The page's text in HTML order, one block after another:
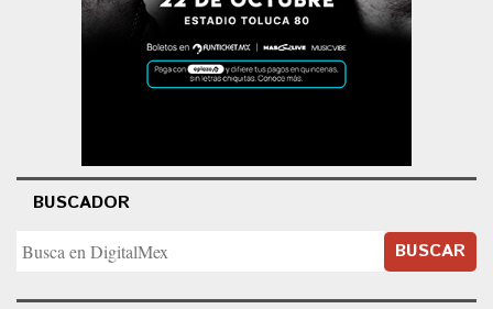
BUSCADOR
BUSCAR